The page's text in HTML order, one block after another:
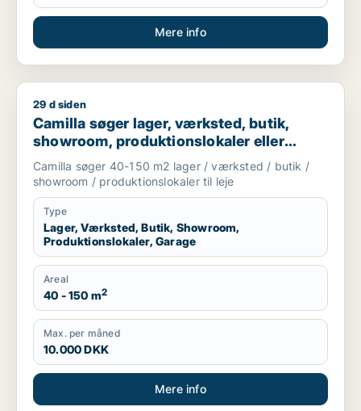
Mere info
Camilla søger lager, værksted, butik, showroom,
29 d siden
Camilla søger lager, værksted, butik,
showroom, produktionslokaler eller
garage til leje i Nordsjælland
Camilla søger 40-150 m2 lager / værksted / butik /
showroom / produktionslokaler til leje
Type
Lager, Værksted, Butik, Showroom,
Produktionslokaler, Garage
Areal
40 - 150 m2
Max. per måned
10.000 DKK
Mere info